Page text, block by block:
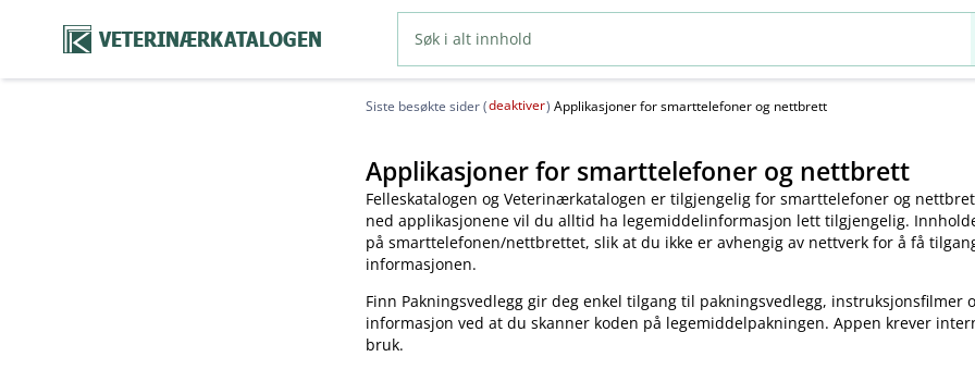
VETERINÆRKATALOGEN
Siste besøkte sider (deaktiver) Applikasjoner for smarttelefoner og nettbrett
Applikasjoner for smarttelefoner og nettbrett
Felleskatalogen og Veterinærkatalogen er tilgjengelig for smarttelefoner og
ned applikasjonene vil du alltid ha legemiddelinformasjon lett tilgjengelig.
på smarttelefonen​/​nettbrettet, slik at du ikke er avhengig av nettverk for å få
informasjonen.
Finn Pakningsvedlegg gir deg enkel tilgang til pakningsvedlegg, instruksjonsfilmer
informasjon ved at du skanner koden på legemiddelpakningen. Appen krever
bruk.